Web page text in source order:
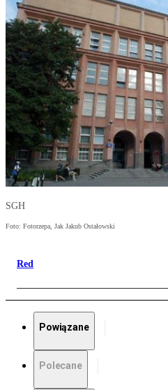
SGH
Foto: Fotorzepa, Jak Jakub Ostałowski
Red
Powiązane
Polecane